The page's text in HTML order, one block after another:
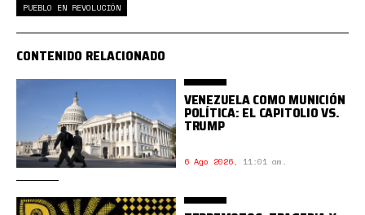
PUEBLO EN REVOLUCIÓN
CONTENIDO RELACIONADO
VENEZUELA COMO MUNICIÓN
POLÍTICA: EL CAPITOLIO VS.
TRUMP
6 Ago 2026, 11:01 am.